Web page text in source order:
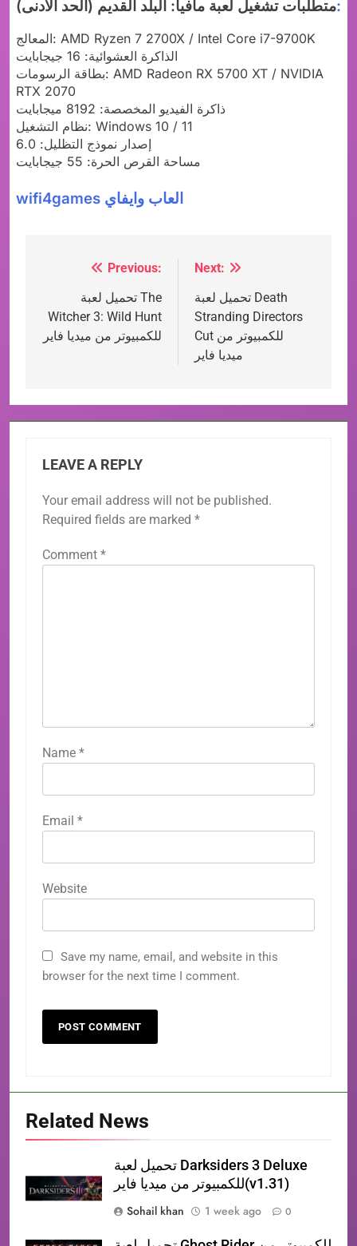
متطلبات تشغيل لعبة مافيا: البلد القديم (الحد الأدنى):
المعالج: AMD Ryzen 7 2700X / Intel Core i7-9700K
الذاكرة العشوائية: 16 جيجابايت
بطاقة الرسومات: AMD Radeon RX 5700 XT / NVIDIA
RTX 2070
ذاكرة الفيديو المخصصة: 8192 ميجابايت
نظام التشغيل: Windows 10 / 11
إصدار نموذج التظليل: 6.0
مساحة القرص الحرة: 55 جيجابايت
wifi4games العاب وايفاي
navigation
Previous:
تحميل لعبة The
Witcher 3: Wild Hunt
للكمبيوتر من ميديا فاير
Next:
تحميل لعبة Death
Stranding Directors
Cut للكمبيوتر من
ميديا فاير
LEAVE A REPLY
Your email address will not be published.
Required fields are marked *
Comment *
Name *
Email *
Website
Save my name, email, and website in this
browser for the next time I comment.
Related News
تحميل لعبة Darksiders 3 Deluxe
للكمبيوتر من ميديا فاير(v1.31)
Sohail khan
1 week ago 0